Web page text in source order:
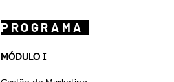
PROGRAMA
MÓDULO I